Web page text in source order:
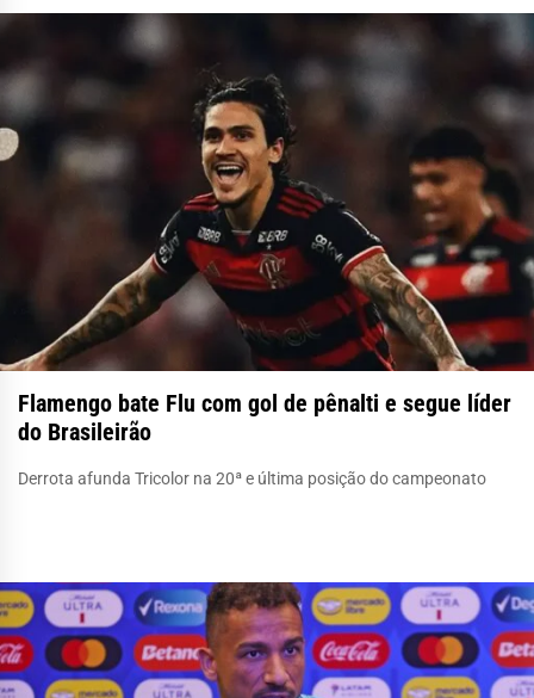
Flamengo bate Flu com gol de pênalti e segue líder
do Brasileirão
Derrota afunda Tricolor na 20ª e última posição do campeonato